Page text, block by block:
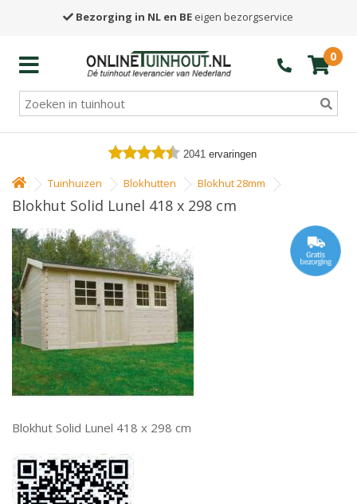
Bezorging in NL en BE eigen bezorgservice
0
2041 ervaringen
Tuinhuizen Blokhutten Blokhut 28mm
Blokhut Solid Lunel 418 x 298 cm
Blokhut Solid Lunel 418 x 298 cm